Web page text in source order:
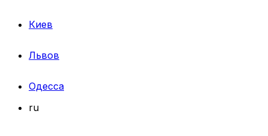
Киев
Львов
Одесса
ru